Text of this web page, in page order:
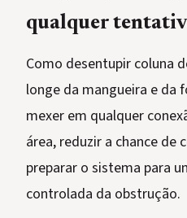
qualquer
Como desentupir coluna
longe da mangueira e da
mexer em qualquer
área, reduzir a chance
preparar o sistema para
controlada da obstrução.